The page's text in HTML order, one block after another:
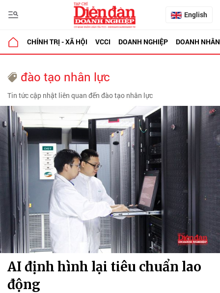
English
CHÍNH TRỊ - XÃ HỘI VCCI DOANH NGHIỆP DOANH NHÂN
đào tạo nhân lực
Tin tức cập nhật liên quan đến đào tạo nhân lực
AI định hình lại tiêu chuẩn lao
động